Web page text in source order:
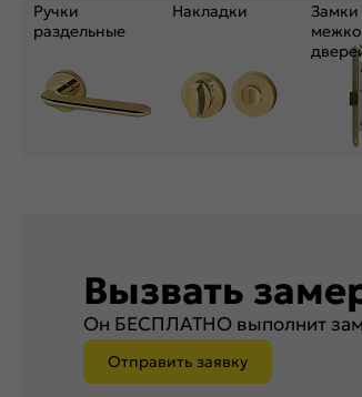
Ручки
раздельные
Накладки
Замки
Вызвать
Он БЕСПЛАТНО выполнит
Отправить заявку